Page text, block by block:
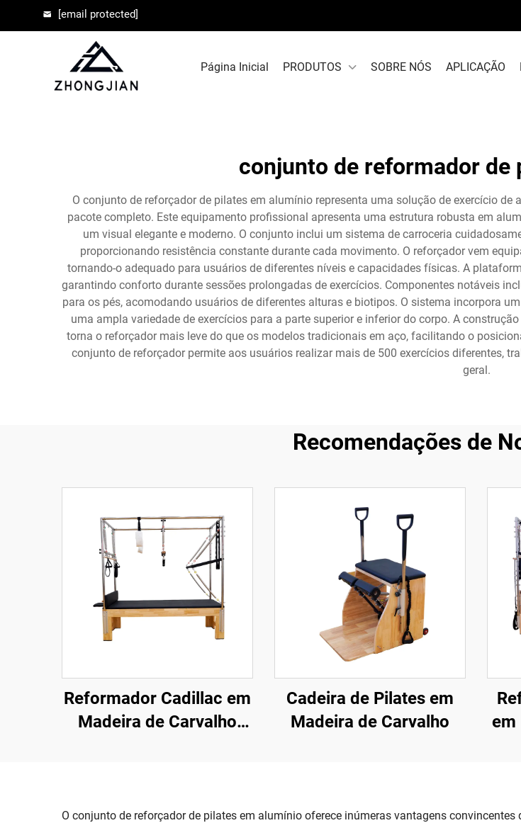
[email protected]
Página Inicial PRODUTOS SOBRE NÓS APLICAÇÃO
conjunto de reformador de
O conjunto de reforçador de pilates em alumínio representa uma solução de exercício
pacote completo. Este equipamento profissional apresenta uma estrutura robusta em
um visual elegante e moderno. O conjunto inclui um sistema de carroceria
proporcionando resistência constante durante cada movimento. O reforçador vem
tornando-o adequado para usuários de diferentes níveis e capacidades físicas. A
garantindo conforto durante sessões prolongadas de exercícios. Componentes notáveis
para os pés, acomodando usuários de diferentes alturas e biotipos. O sistema incorpora
uma ampla variedade de exercícios para a parte superior e inferior do corpo. A
torna o reforçador mais leve do que os modelos tradicionais em aço, facilitando o
conjunto de reforçador permite aos usuários realizar mais de 500 exercícios diferentes,
geral.
Recomendações de
Reformador Cadillac em
Madeira de Carvalho
Cadeira de Pilates em
Madeira de Carvalho
em
O conjunto de reforçador de pilates em alumínio oferece inúmeras vantagens